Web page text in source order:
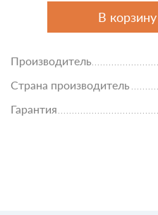
В корзину
Производитель
Страна производитель
Гарантия